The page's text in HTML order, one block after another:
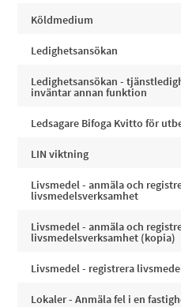
Köldmedium
Ledighetsansökan
Ledighetsansökan -
inväntar annan funktion
Ledsagare Bifoga Kvitto för
LIN viktning
Livsmedel - anmäla och
livsmedelsverksamhet
Livsmedel - anmäla och
livsmedelsverksamhet (kopia)
Livsmedel - registrera
Lokaler - Anmäla fel i en